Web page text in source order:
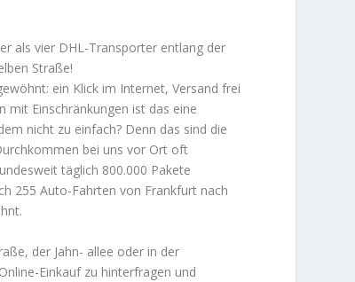
als vier DHL-Transporter entlang der
Straße!
ein Klick im Internet, Versand frei
mit Einschränkungen ist das eine
nicht zu einfach? Denn das sind die
bei uns vor Ort oft
täglich 800.000 Pakete
255 Auto-Fahrten von Frankfurt nach
der Jahn- allee oder in der
Einkauf zu hinterfragen und